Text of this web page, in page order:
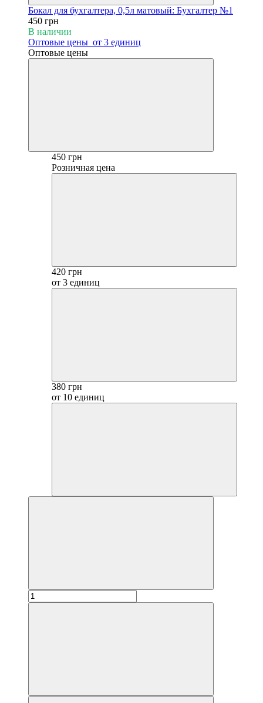
Бокал для бухгалтера, 0,5л матовый: Бухгалтер №1
450 грн
В наличии
Оптовые цены от 3 единиц
Оптовые цены
450 грн
Розничная цена
420 грн
от 3 единиц
380 грн
от 10 единиц